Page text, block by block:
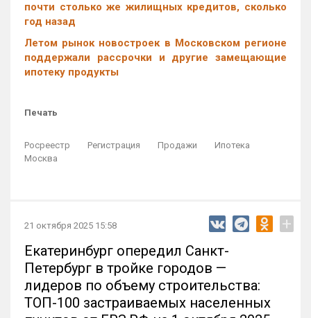
почти столько же жилищных кредитов, сколько
год назад
Летом рынок новостроек в Московском регионе
поддержали рассрочки и другие замещающие
ипотеку продукты
Печать
Росреестр Регистрация Продажи
Ипотека
Москва
21 октября 2025 15:58 +
Екатеринбург опередил Санкт-
Петербург в тройке городов —
лидеров по объему строительства:
ТОП-100 застраиваемых населенных